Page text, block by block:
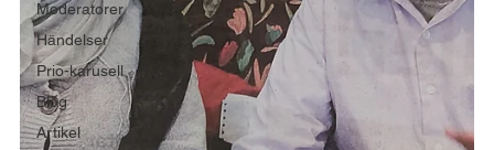
Moderatorer
Händelser
Prio-karusell
Blog
Artikel